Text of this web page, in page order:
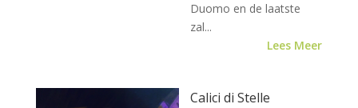
Duomo en de laatste
zal...
Lees Meer
Calici di Stelle